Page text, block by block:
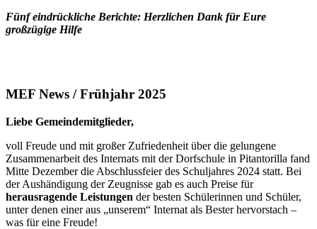
Fünf eindrückliche Berichte: Herzlichen Dank für Eure
großzügige Hilfe
MEF News / Frühjahr 2025
Liebe Gemeindemitglieder,
voll Freude und mit großer Zufriedenheit über die gelungene
Zusammenarbeit des Internats mit der Dorfschule in Pitantorilla fand
Mitte Dezember die Abschlussfeier des Schuljahres 2024 statt. Bei
der Aushändigung der Zeugnisse gab es auch Preise für
herausragende Leistungen der besten Schülerinnen und Schüler,
unter denen einer aus „unserem“ Internat als Bester hervorstach –
was für eine Freude!